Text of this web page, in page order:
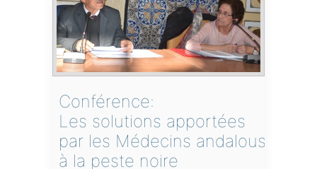
Conférence:
Les solutions apportées
par les Médecins andalous
à la peste noire